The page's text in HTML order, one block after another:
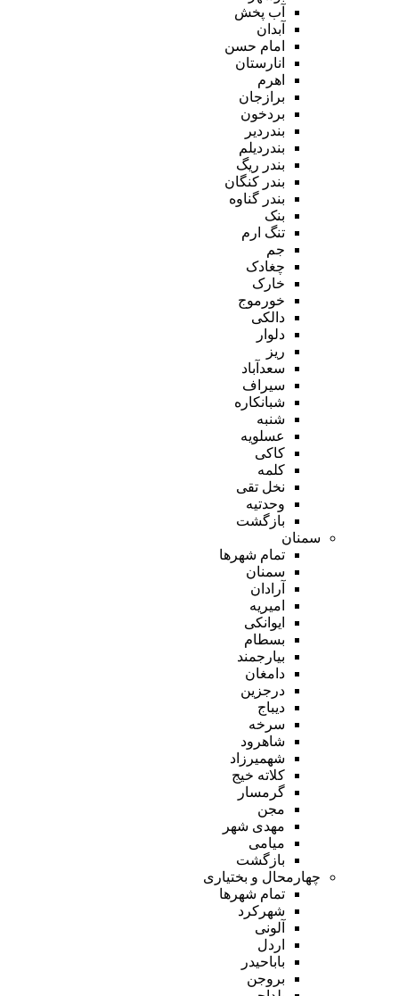
آب پخش
آبدان
امام حسن
انارستان
اهرم
برازجان
بردخون
بندردیر
بندردیلم
بندر ریگ
بندر کنگان
بندر گناوه
بنک
تنگ ارم
جم
چغادک
خارک
خورموج
دالکی
دلوار
ریز
سعدآباد
سیراف
شبانکاره
شنبه
عسلویه
کاکی
کلمه
نخل تقی
وحدتیه
بازگشت
سمنان
تمام شهر‌ها
سمنان
آرادان
امیریه
ایوانکی
بسطام
بیارجمند
دامغان
درجزین
دیباج
سرخه
شاهرود
شهمیرزاد
کلاته خیج
گرمسار
مجن
مهدی شهر
میامی
بازگشت
چهارمحال و بختیاری
تمام شهر‌ها
شهرکرد
آلونی
اردل
باباحیدر
بروجن